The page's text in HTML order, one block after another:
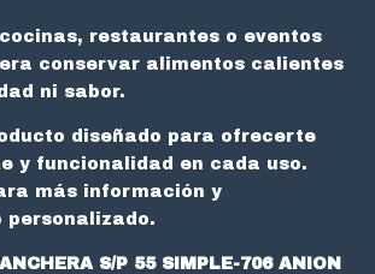
restaurantes o eventos
conservar alimentos calientes
ni sabor.
diseñado para ofrecerte
y funcionalidad en cada uso.
más información y
personalizado.
S/P 55 SIMPLE-706 ANION